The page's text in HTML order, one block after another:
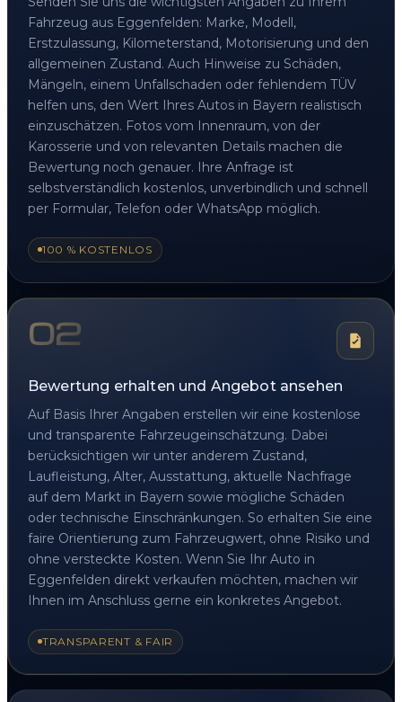
Fahrzeug aus Eggenfelden: Marke, Modell,
Erstzulassung, Kilometerstand, Motorisierung und den
allgemeinen Zustand. Auch Hinweise zu Schäden,
Mängeln, einem Unfallschaden oder fehlendem TÜV
helfen uns, den Wert Ihres Autos in Bayern realistisch
einzuschätzen. Fotos vom Innenraum, von der
Karosserie und von relevanten Details machen die
Bewertung noch genauer. Ihre Anfrage ist
selbstverständlich kostenlos, unverbindlich und schnell
per Formular, Telefon oder WhatsApp möglich.
100 % KOSTENLOS
02
Bewertung erhalten und Angebot ansehen
Auf Basis Ihrer Angaben erstellen wir eine kostenlose
und transparente Fahrzeugeinschätzung. Dabei
berücksichtigen wir unter anderem Zustand,
Laufleistung, Alter, Ausstattung, aktuelle Nachfrage
auf dem Markt in Bayern sowie mögliche Schäden
oder technische Einschränkungen. So erhalten Sie eine
faire Orientierung zum Fahrzeugwert, ohne Risiko und
ohne versteckte Kosten. Wenn Sie Ihr Auto in
Eggenfelden direkt verkaufen möchten, machen wir
Ihnen im Anschluss gerne ein konkretes Angebot.
TRANSPARENT & FAIR